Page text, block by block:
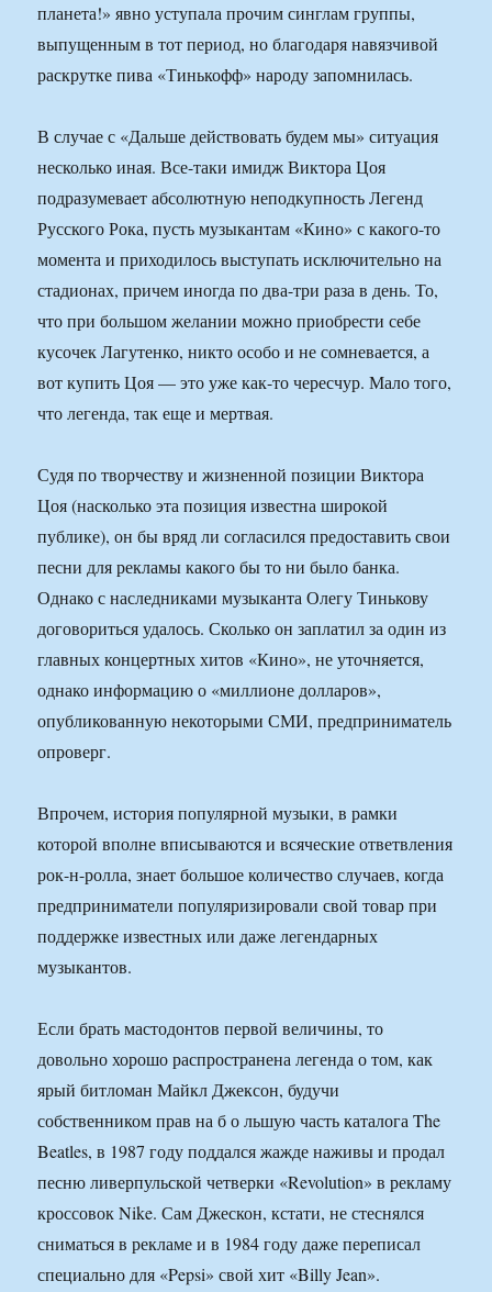
планета!» явно уступала прочим синглам группы,
выпущенным в тот период, но благодаря навязчивой
раскрутке пива «Тинькофф» народу запомнилась.
В случае с «Дальше действовать будем мы» ситуация
несколько иная. Все-таки имидж Виктора Цоя
подразумевает абсолютную неподкупность Легенд
Русского Рока, пусть музыкантам «Кино» с какого-то
момента и приходилось выступать исключительно на
стадионах, причем иногда по два-три раза в день. То,
что при большом желании можно приобрести себе
кусочек Лагутенко, никто особо и не сомневается, а
вот купить Цоя — это уже как-то чересчур. Мало того,
что легенда, так еще и мертвая.
Судя по творчеству и жизненной позиции Виктора
Цоя (насколько эта позиция известна широкой
публике), он бы вряд ли согласился предоставить свои
песни для рекламы какого бы то ни было банка.
Однако с наследниками музыканта Олегу Тинькову
договориться удалось. Сколько он заплатил за один из
главных концертных хитов «Кино», не уточняется,
однако информацию о «миллионе долларов»,
опубликованную некоторыми СМИ, предприниматель
опроверг.
Впрочем, история популярной музыки, в рамки
которой вполне вписываются и всяческие ответвления
рок-н-ролла, знает большое количество случаев, когда
предприниматели популяризировали свой товар при
поддержке известных или даже легендарных
музыкантов.
Если брать мастодонтов первой величины, то
довольно хорошо распространена легенда о том, как
ярый битломан Майкл Джексон, будучи
собственником прав на б о льшую часть каталога The
Beatles, в 1987 году поддался жажде наживы и продал
песню ливерпульской четверки «Revolution» в рекламу
кроссовок Nike. Сам Джескон, кстати, не стеснялся
сниматься в рекламе и в 1984 году даже переписал
специально для «Pepsi» свой хит «Billy Jean».